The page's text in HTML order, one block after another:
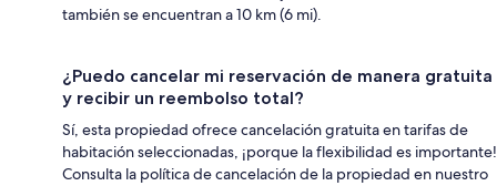
también se encuentran a 10 km (6 mi).
¿Puedo cancelar mi reservación de manera gratuita
y recibir un reembolso total?
Sí, esta propiedad ofrece cancelación gratuita en tarifas de
habitación seleccionadas, ¡porque la flexibilidad es importante!
Consulta la política de cancelación de la propiedad en nuestro